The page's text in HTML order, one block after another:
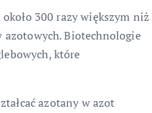
300 razy większym niż
azotowych. Biotechnologie
które
azotany w azot